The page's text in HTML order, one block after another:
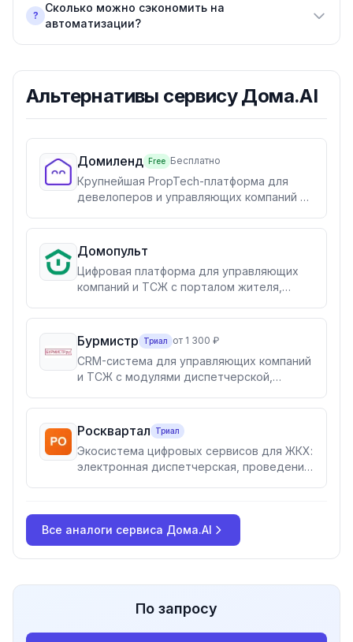
?
Сколько можно сэкономить на
автоматизации?
Альтернативы сервису Дома.AI
Домиленд Free Бесплатно
Крупнейшая PropTech-платформа для
девелоперов и управляющих компаний с
продуктами для жилой недвижимости
Домопульт
Цифровая платформа для управляющих
компаний и ТСЖ с порталом жителя,
и диспетчерской
Бурмистр Триал от 1 300 ₽
CRM-система для управляющих компаний
и ТСЖ с модулями диспетчерской,
приложением для жителей
Росквартал Триал
Экосистема цифровых сервисов для ЖКХ:
электронная диспетчерская, проведение
Все аналоги сервиса Дома.AI
По запросу